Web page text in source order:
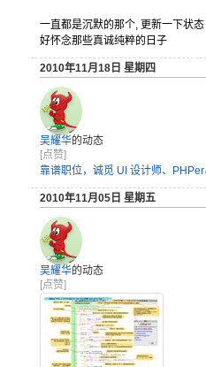
一直都是沉默的那个, 更新一下状态
好怀念那些真诚纯粹的日子
2010年11月18日 星期四
吴耀华的动态
[点赞]
靠谱职位，诚觅 UI 设计师、
2010年11月05日 星期五
吴耀华的动态
[点赞]